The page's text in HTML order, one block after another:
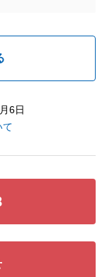
6日
て